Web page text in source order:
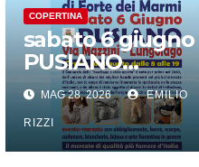
COPERTINA
sabato 6 giugno
PUSIANO
l’originale
Consorzio de Gli
Ambulanti di
Forte dei
MAG 28, 2026 EMILIO
RIZZI